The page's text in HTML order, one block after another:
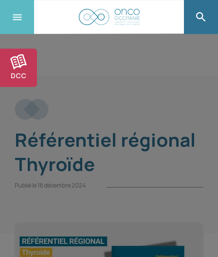
DCC
Référentiel régional
Thyroïde
Publié le 18 décembre 2024